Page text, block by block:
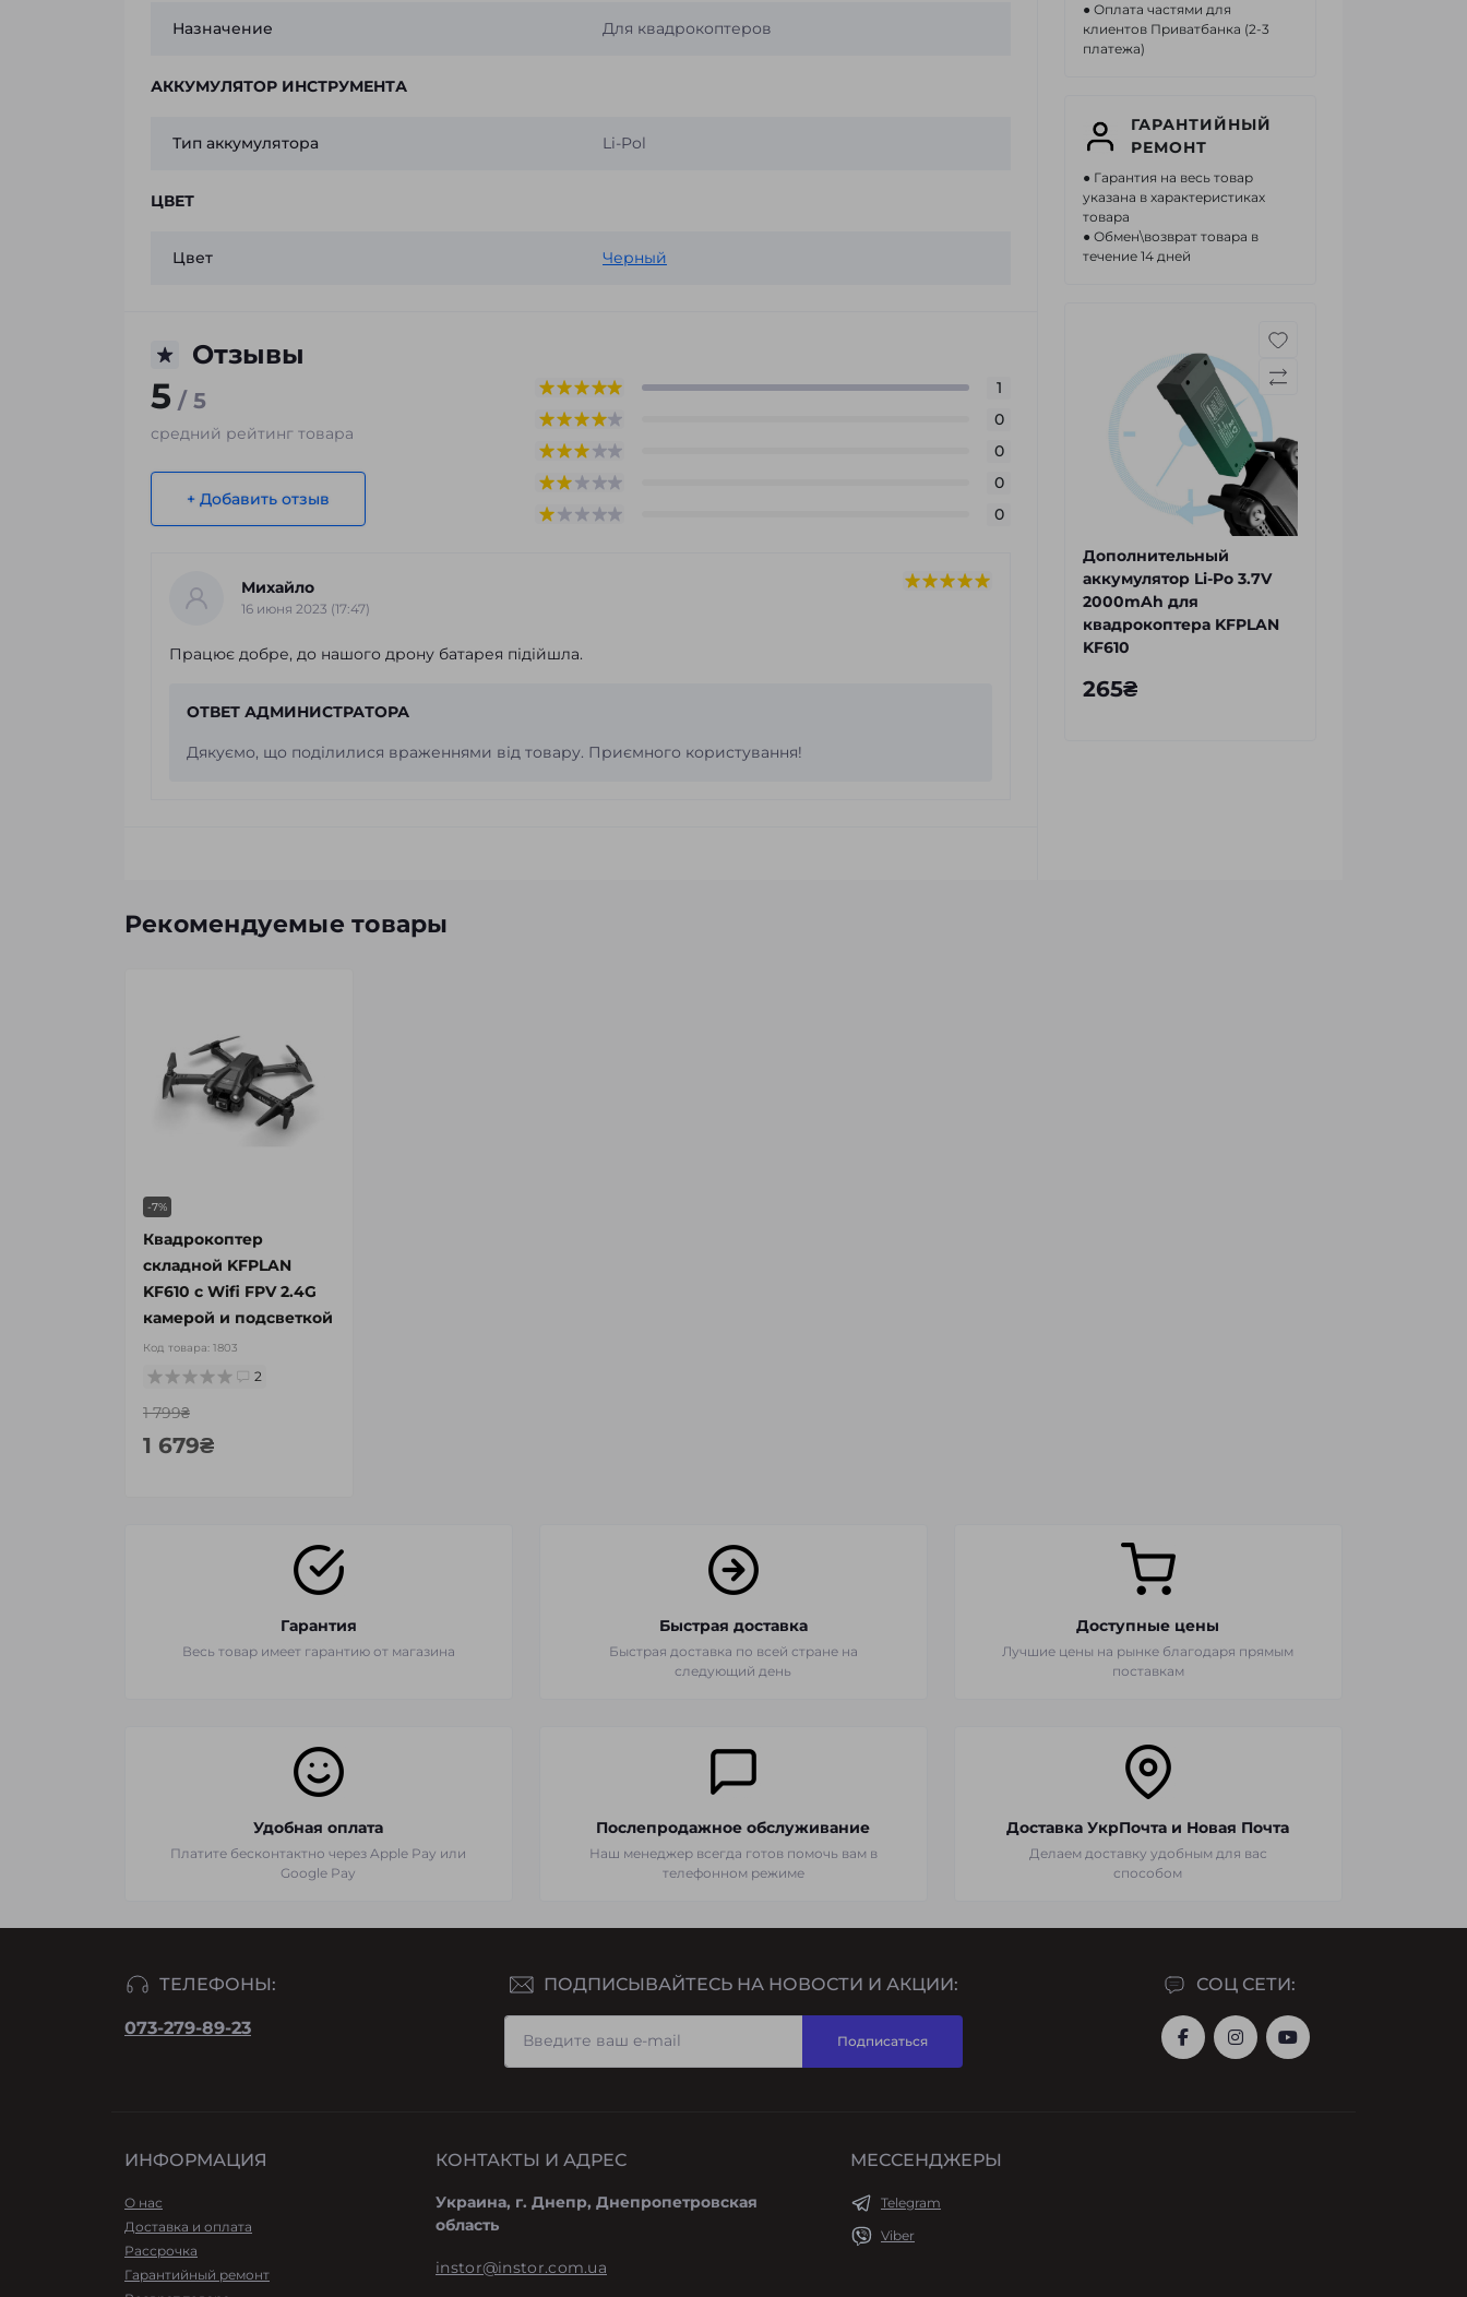
Назначение Для квадрокоптеров
АККУМУЛЯТОР ИНСТРУМЕНТА
Тип аккумулятора Li-Pol
ЦВЕТ
Цвет Черный
Отзывы
5 / 5
средний рейтинг товара
+ Добавить отзыв
1
0
0
0
0
Михайло
16 июня 2023 (17:47)
Працює добре, до нашого дрону батарея підійшла.
ОТВЕТ АДМИНИСТРАТОРА
Дякуємо, що поділилися враженнями від товару. Приємного користування!
● Оплата частями для
клиентов Приватбанка (2-3
платежа)
ГАРАНТИЙНЫЙ
РЕМОНТ
● Гарантия на весь товар
указана в характеристиках
товара
● Обмен\возврат товара в
течение 14 дней
Дополнительный
аккумулятор Li-Po 3.7V
2000mAh для
квадрокоптера KFPLAN
KF610
265₴
Рекомендуемые товары
-7%
Квадрокоптер
складной KFPLAN
KF610 с Wifi FPV 2.4G
камерой и подсветкой
Код товара: 1803
2
1 799₴
1 679₴
Гарантия
Весь товар имеет гарантию от магазина
Быстрая доставка
Быстрая доставка по всей стране на
следующий день
Доступные цены
Лучшие цены на рынке благодаря прямым
поставкам
Удобная оплата
Платите бесконтактно через Apple Pay или
Google Pay
Послепродажное обслуживание
Наш менеджер всегда готов помочь вам в
телефонном режиме
Доставка УкрПочта и Новая Почта
Делаем доставку удобным для вас
способом
ТЕЛЕФОНЫ:
073-279-89-23
СОЦ СЕТИ:
ПОДПИСЫВАЙТЕСЬ НА НОВОСТИ И АКЦИИ:
Подписаться
ИНФОРМАЦИЯ
О нас
Доставка и оплата
Рассрочка
Гарантийный ремонт
КОНТАКТЫ И АДРЕС
Украина, г. Днепр, Днепропетровская
область
instor@instor.com.ua
МЕССЕНДЖЕРЫ
Telegram
Viber